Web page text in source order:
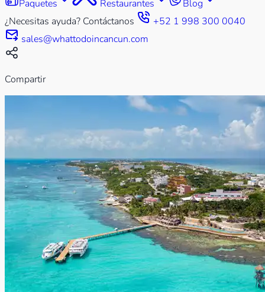
Paquetes Restaurantes
Blog
¿Necesitas ayuda? Contáctanos
+52 1 998 300 0040
sales@whattodoincancun.com
Compartir